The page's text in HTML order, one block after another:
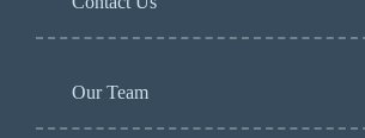
Our Team